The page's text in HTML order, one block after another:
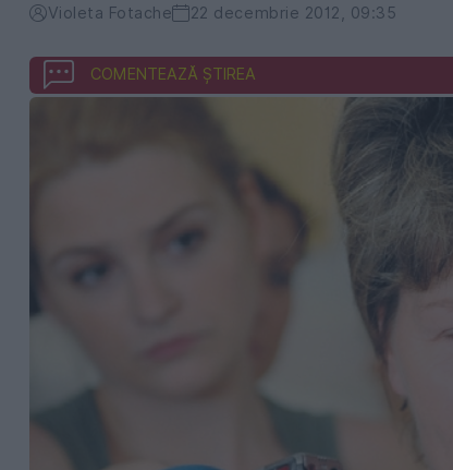
Violeta Fotache 22 decembrie 2012, 09:35
COMENTEAZĂ ȘTIREA